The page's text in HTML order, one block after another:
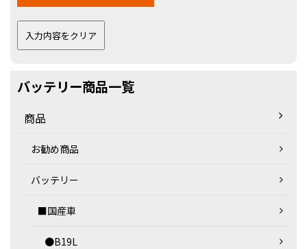
バッテリー商品一覧
商品
お勧め商品
バッテリー
■国産車
●B19L